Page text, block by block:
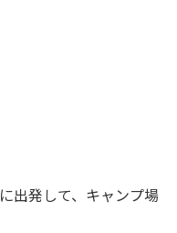
出発して、キャンプ場